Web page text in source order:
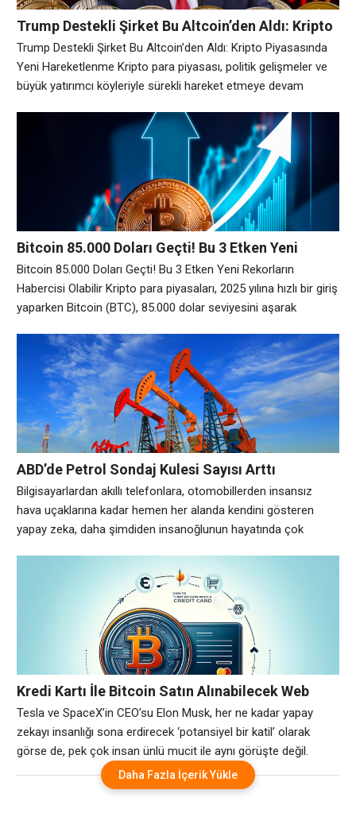
Trump Destekli Şirket Bu Altcoin’den Aldı: Kripto
Piyasasında Yeni Hareketlenme
Trump Destekli Şirket Bu Altcoin’den Aldı: Kripto Piyasasında
Yeni Hareketlenme Kripto para piyasası, politik gelişmeler ve
büyük yatırımcı köyleriyle sürekli hareket etmeye devam
sıcaklığındaki bir şirketin belirli bir altcoin’e yatırım yapması,
piyasada büyük yankı uyandırdı. Bu gelişme, hem yatırımcıları
hem de piyasada analistlerini harekete geçirdi. Peki, Trump
Bitcoin 85.000 Doları Geçti! Bu 3 Etken Yeni
Rekorların Habercisi Olabilir
Bitcoin 85.000 Doları Geçti! Bu 3 Etken Yeni Rekorların
Habercisi Olabilir Kripto para piyasaları, 2025 yılına hızlı bir giriş
yaparken Bitcoin (BTC), 85.000 dolar seviyesini aşarak
heyecan yaratırken, uzmanlar Bitcoin’in yükselişini
sürdürebileceğini ve yeni rekorlara ulaşabileceğini öngörüyor.
Peki, Bitcoin’in bu denli yükselmesinin ardında yatan faktörler
nelerdir? İşte
ABD’de Petrol Sondaj Kulesi Sayısı Arttı
Bilgisayarlardan akıllı telefonlara, otomobillerden insansız
hava uçaklarına kadar hemen her alanda kendini gösteren
yapay zeka, daha şimdiden insanoğlunun hayatında çok
Gelecek Yapay zeka yaşadığımız gezegen için bir tehdit mi,
yoksa bizleri yüklerimizden kurtaracak bir mucize mi?
Dünyadaki pek çok insan, bu sorunun cevabını arıyor. Elon
Musk’ın yapay zeka
Kredi Kartı İle Bitcoin Satın Alınabilecek Web
Sitelerin Listesi
Tesla ve SpaceX’in CEO’su Elon Musk, her ne kadar yapay
zekayı insanlığı sona erdirecek ‘potansiyel bir katil’ olarak
görse de, pek çok insan ünlü mucit ile aynı görüşte değil.
Avrupa genelinde yapılan bir araştırmaya göre, her dört kişiden
biri ülke yönetiminin yapay zekaya devredilmesini istiyor.
Daha Fazla İçerik Yükle